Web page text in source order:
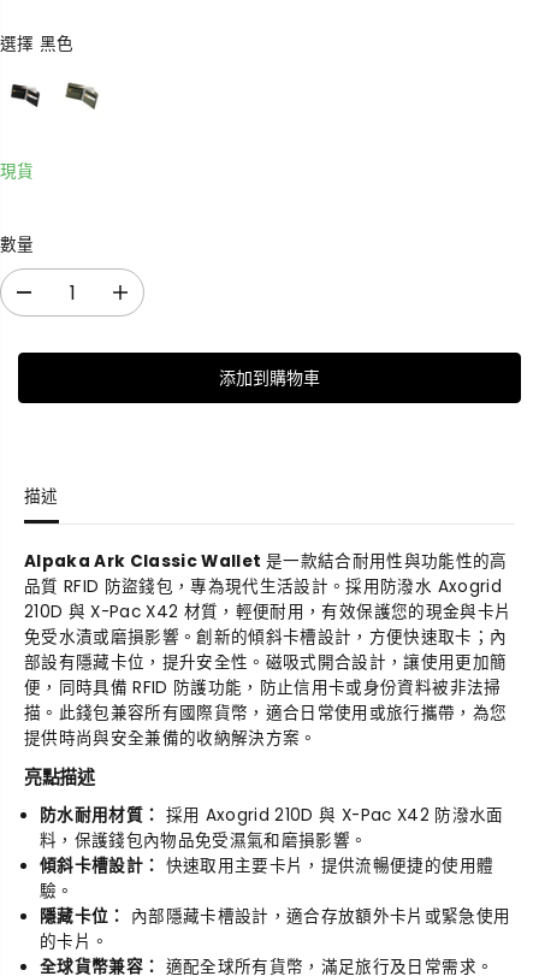
選擇黑色
現貨
數量
數
A
l
a
s
i
c
W
a
l
l
e
t
錢
包
增
數
A
a
s
i
c
W
a
l
l
e
包
添加到購物車
描述
AlpakaArk Classic Wallet 是一款結合耐用性與功能性的高
品質 RFID 防盜錢包，專為現代生活設計。採用防潑水 Axogrid
210D 與 X-Pac X42 材質，輕便耐用，有效保護您的現金與卡片
免受水漬或磨損影響。創新的傾斜卡槽設計，方便快速取卡；內
部設有隱藏卡位，提升安全性。磁吸式開合設計，讓使用更加簡
便，同時具備 RFID 防護功能，防止信用卡或身份資料被非法掃
描。此錢包兼容所有國際貨幣，適合日常使用或旅行攜帶，為您
提供時尚與安全兼備的收納解決方案。
亮點描述
防水耐用材質： 採用 Axogrid 210D 與 X-Pac X42 防潑水面
料，保護錢包內物品免受濕氣和磨損影響。
傾斜卡槽設計： 快速取用主要卡片，提供流暢便捷的使用體
驗。
隱藏卡位： 內部隱藏卡槽設計，適合存放額外卡片或緊急使用
的卡片。
全球貨幣兼容： 適配全球所有貨幣，滿足旅行及日常需求。